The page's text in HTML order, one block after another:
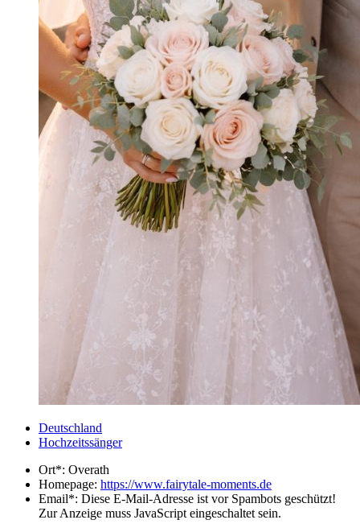
Deutschland
Hochzeitssänger
Ort*: Overath
Homepage: https://www.fairytale-moments.de
Email*: Diese E-Mail-Adresse ist vor Spambots geschützt!
Zur Anzeige muss JavaScript eingeschaltet sein.